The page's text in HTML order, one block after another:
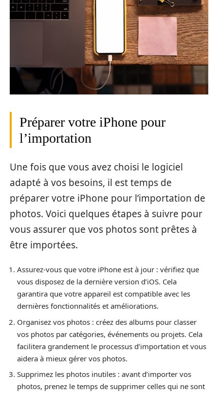
Préparer votre iPhone pour
l’importation
Une fois que vous avez choisi le logiciel
adapté à vos besoins, il est temps de
préparer votre iPhone pour l’importation de
photos. Voici quelques étapes à suivre pour
vous assurer que vos photos sont prêtes à
être importées.
Assurez-vous que votre iPhone est à jour : vérifiez que
vous disposez de la dernière version d’iOS. Cela
garantira que votre appareil est compatible avec les
dernières fonctionnalités et améliorations.
Organisez vos photos : créez des albums pour classer
vos photos par catégories, événements ou projets. Cela
facilitera grandement le processus d’importation et vous
aidera à mieux gérer vos photos.
Supprimez les photos inutiles : avant d’importer vos
photos, prenez le temps de supprimer celles qui ne sont